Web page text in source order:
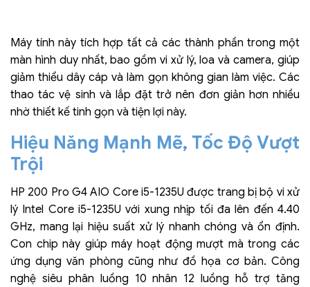
Máy tính này tích hợp tất cả các thành phần trong một
màn hình duy nhất, bao gồm vi xử lý, loa và camera, giúp
giảm thiểu dây cáp và làm gọn không gian làm việc. Các
thao tác vệ sinh và lắp đặt trở nên đơn giản hơn nhiều
nhờ thiết kế tinh gọn và tiện lợi này.
Hiệu Năng Mạnh Mẽ, Tốc Độ Vượt
Trội
HP 200 Pro G4 AIO Core i5-1235U được trang bị bộ vi xử
lý Intel Core i5-1235U với xung nhịp tối đa lên đến 4.40
GHz, mang lại hiệu suất xử lý nhanh chóng và ổn định.
Con chip này giúp máy hoạt động mượt mà trong các
ứng dụng văn phòng cũng như đồ họa cơ bản. Công
nghệ siêu phân luồng 10 nhân 12 luồng hỗ trợ tăng